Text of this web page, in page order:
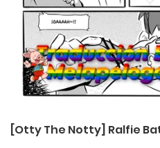
[Otty The Notty] Ralfie